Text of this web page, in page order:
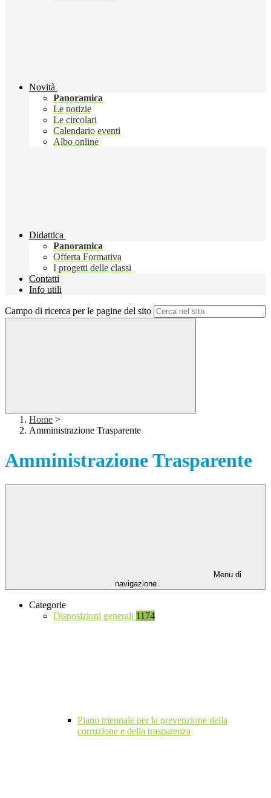
Novità
Panoramica
Le notizie
Le circolari
Calendario eventi
Albo online
Didattica
Panoramica
Offerta Formativa
I progetti delle classi
Contatti
Info utili
Campo di ricerca per le pagine del sito
Home >
Amministrazione Trasparente
Amministrazione Trasparente
Menu di
navigazione
Categorie
Disposizioni generali 1174
Piano triennale per la prevenzione della
corruzione e della trasparenza